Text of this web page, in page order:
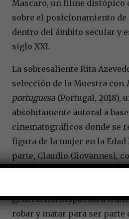
Mascaro, un filme distópico
sobre el posicionamiento
dentro del ámbito secular y
siglo XXI.
La sobresaliente Rita
selección de la Muestra con
portuguesa (Portugal, 2018),
absolutamente autoral a
cinematográficos donde se
figura de la mujer en la Edad
parte, Claudio Giovannesi,
niños de la Camorra(Italia,
generación dispuesta a
robar y matar para ser parte